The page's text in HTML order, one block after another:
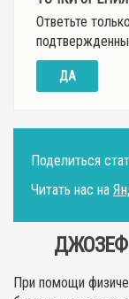
Ответьте
ДА
Поделиться
Читать нас на
При помощи